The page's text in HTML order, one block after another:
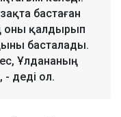
бастаған
оны қалдырып
басталады.
Ұлдананың
- деді ол.